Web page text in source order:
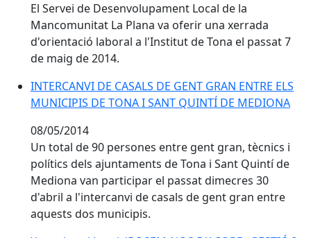
El Servei de Desenvolupament Local de la
Mancomunitat La Plana va oferir una xerrada
d'orientació laboral a l'Institut de Tona el passat 7
de maig de 2014.
INTERCANVI DE CASALS DE GENT GRAN ENTRE ELS
MUNICIPIS DE TONA I SANT QUINTÍ DE MEDIONA
INTERCANVI DE CASALS DE GENT GRAN ENTRE ELS
MUNICIPIS DE TONA I SANT QUINTÍ DE MEDIONA
08/05/2014
Un total de 90 persones entre gent gran, tècnics i
polítics dels ajuntaments de Tona i Sant Quintí de
Mediona van participar el passat dimecres 30
d'abril a l'intercanvi de casals de gent gran entre
aquests dos municipis.